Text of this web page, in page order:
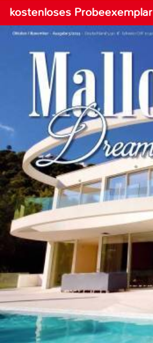
kostenloses Probeexemplar